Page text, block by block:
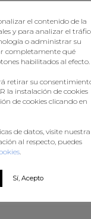
el contenido de la
y para analizar el
o administrar su
completamente qué
habilitados al efecto.
retirar su
la instalación de cookies
de cookies clicando en
de datos, visite nuestra
al respecto, puedes
Sí, Acepto